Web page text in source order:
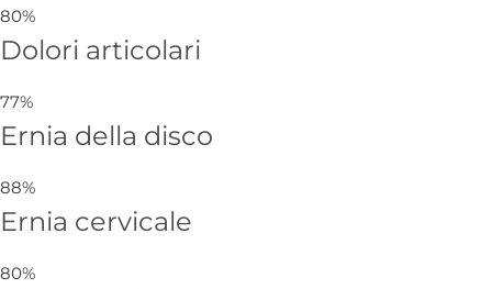
80%
Dolori articolari
77%
Ernia della disco
88%
Ernia cervicale
80%